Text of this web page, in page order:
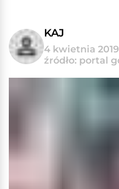
KAJ
4 kwietnia
źródło: portal